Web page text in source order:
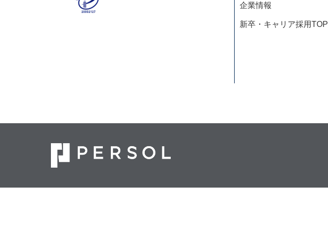
企業情報
新卒・キャリア採用TOP